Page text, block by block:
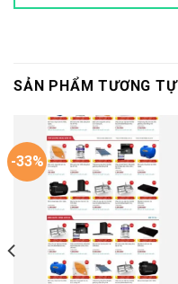
SẢN PHẨM TƯƠNG TỰ
-33%